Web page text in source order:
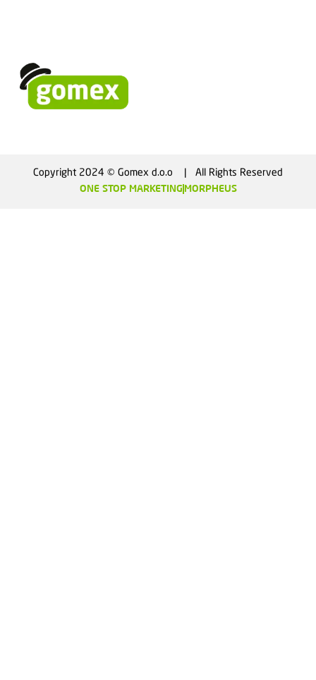
Copyright 2024 © Gomex d.o.o    |   All Rights Reserved
ONE STOP MARKETING MORPHEUS